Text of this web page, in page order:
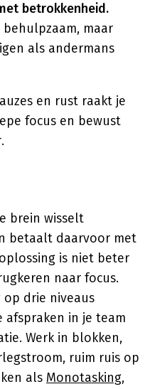
betrokkenheid.
maar
als andermans
en rust raakt je
focus en bewust
brein wisselt
betaalt daarvoor met
is niet beter
naar focus.
drie niveaus
afspraken in je team
Werk in blokken,
ruim ruis op
als Monotasking,